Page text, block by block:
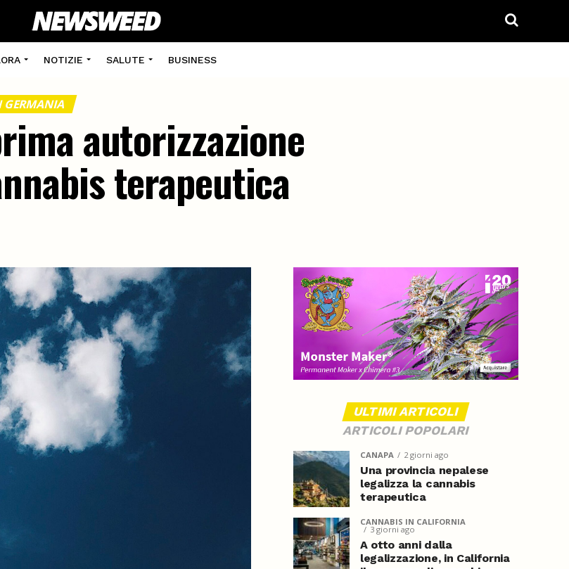
NOTIZIE SALUTE BUSINESS
GERMANIA
autorizzazione
terapeutica
ULTIMI ARTICOLI
ARTICOLI POPOLARI
CANAPA 2 giorni ago
Una provincia nepalese
legalizza la cannabis
terapeutica
CANNABIS IN CALIFORNIA
3 giorni ago
A otto anni dalla
legalizzazione, in California